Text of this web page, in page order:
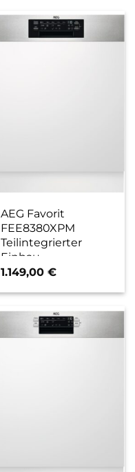
AEG Favorit
FEE8380XPM
Teilintegrierter
Einbau-
Geschirrspüler 60
edelstahl/cleansteel
/ D
1.149,00€